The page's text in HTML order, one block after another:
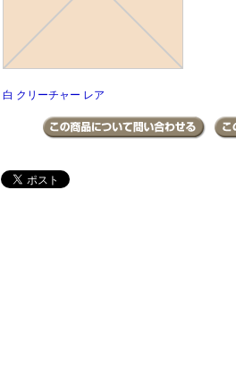
白 クリーチャー レア